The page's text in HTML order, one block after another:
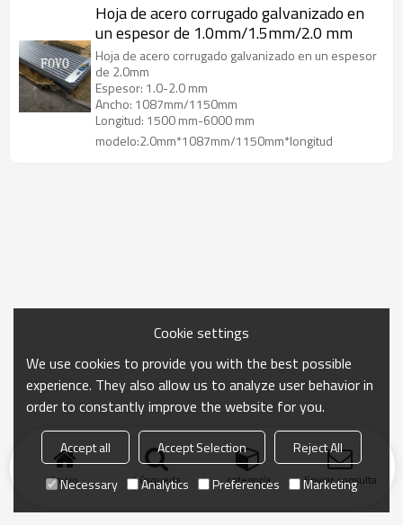
Hoja de acero corrugado galvanizado en
un espesor de 1.0mm/1.5mm/2.0 mm
Hoja de acero corrugado galvanizado en un espesor
de 2.0mm
Espesor: 1.0-2.0 mm
Ancho: 1087mm/1150mm
Longitud: 1500 mm-6000 mm
modelo:2.0mm*1087mm/1150mm*longitud
Inicio búsqueda categoría Enviar consulta
Cookie settings
We use cookies to provide you with the best possible
experience. They also allow us to analyze user behavior in
order to constantly improve the website for you.
Accept all Accept Selection
Reject All
Necessary
Analytics Preferences Marketing